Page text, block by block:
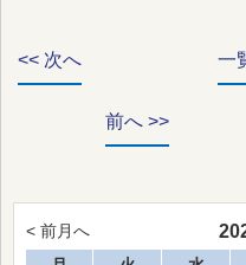
<< 次へ 一
前へ >>
< 前月へ